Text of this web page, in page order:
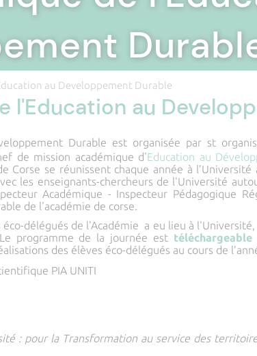
au Developpement Durable
l'Education au
Durable est organisée par st
de mission académique d'Education au
Corse se réunissent chaque année à
les enseignants-chercheurs de l'Université
Académique - Inspecteur Pédagogique
de l'académie de corse.
délégués de l'Académie a eu lieu à
programme de la journée est téléchargeable
des élèves éco-délégués au cours de
PIA UNITI
: pour la Transformation au service des